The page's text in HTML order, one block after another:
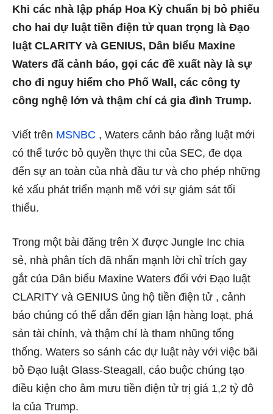
Khi các nhà lập pháp Hoa Kỳ chuẩn bị bỏ phiếu
cho hai dự luật tiền điện tử quan trọng là Đạo
luật CLARITY và GENIUS, Dân biểu Maxine
Waters đã cảnh báo, gọi các đề xuất này là sự
cho đi nguy hiểm cho Phố Wall, các công ty
công nghệ lớn và thậm chí cả gia đình Trump.
Viết trên MSNBC , Waters cảnh báo rằng luật mới
có thể tước bỏ quyền thực thi của SEC, đe dọa
đến sự an toàn của nhà đầu tư và cho phép những
kẻ xấu phát triển mạnh mẽ với sự giám sát tối
thiểu.
Trong một bài đăng trên X được Jungle Inc chia
sẻ, nhà phân tích đã nhấn mạnh lời chỉ trích gay
gắt của Dân biểu Maxine Waters đối với Đạo luật
CLARITY và GENIUS ủng hộ tiền điện tử , cảnh
báo chúng có thể dẫn đến gian lận hàng loạt, phá
sản tài chính, và thậm chí là tham nhũng tổng
thống. Waters so sánh các dự luật này với việc bãi
bỏ Đạo luật Glass-Steagall, cáo buộc chúng tạo
điều kiện cho âm mưu tiền điện tử trị giá 1,2 tỷ đô
la của Trump.